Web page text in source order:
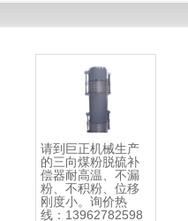
请到巨正机械生产
的三向煤粉脱硫补
偿器耐高温、不漏
粉、不积粉、位移
刚度小。询价热
线：13962782598